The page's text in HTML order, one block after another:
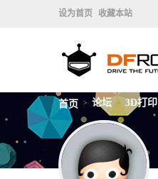
设为首页 收藏本站
首页 > 论坛 > 3D打印